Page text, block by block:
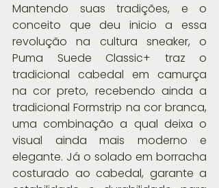
Mantendo suas tradições, e o
conceito que deu inicio a essa
revolução na cultura sneaker, o
Puma Suede Classic+ traz o
tradicional cabedal em camurça
na cor preto, recebendo ainda a
tradicional Formstrip na cor branca,
uma combinação a qual deixa o
visual ainda mais moderno e
elegante. Já o solado em borracha
costurado ao cabedal, garante a